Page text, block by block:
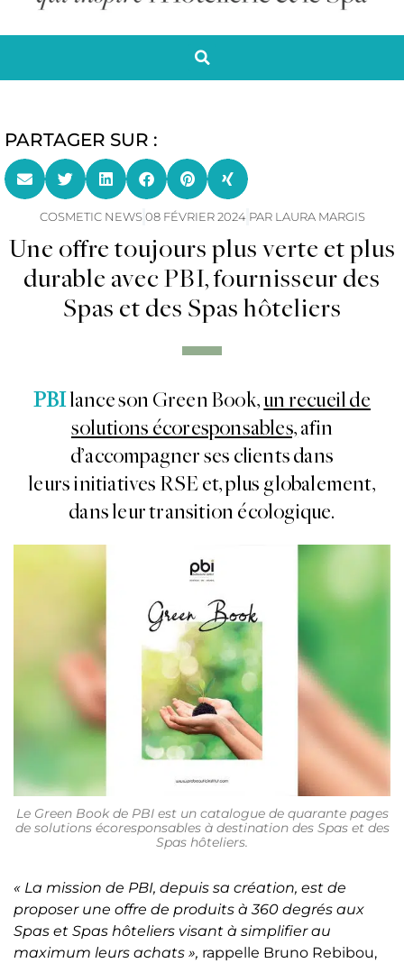
PARTAGER SUR :
COSMETIC NEWS 08 FÉVRIER 2024 PARLAURA MARGIS
Une offre toujours plus verte et plus
durable avec PBI, fournisseur des
Spas et des Spas hôteliers
PBIlance son Green Book,un recueil de
solutions écoresponsables, afin
d’accompagner ses clients dans
leurs initiatives RSE et, plus globalement,
dans leur transition écologique.
Le Green Book de PBI est un catalogue de quarante pages
de solutions écoresponsables à destination des Spas et des
Spas hôteliers.
« La mission de PBI, depuis sa création, est de
proposer une offre de produits à 360 degrés aux
Spas et Spas hôteliers visant à simplifier au
maximum leurs achats », rappelle Bruno Rebibou,